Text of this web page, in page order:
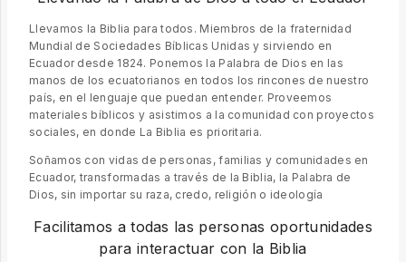
Llevamos la Biblia para todos. Miembros de la fraternidad
Mundial de Sociedades Bíblicas Unidas y sirviendo en
Ecuador desde 1824. Ponemos la Palabra de Dios en las
manos de los ecuatorianos en todos los rincones de nuestro
país, en el lenguaje que puedan entender. Proveemos
materiales bíblicos y asistimos a la comunidad con proyectos
sociales, en donde La Biblia es prioritaria.
Soñamos con vidas de personas, familias y comunidades en
Ecuador, transformadas a través de la Biblia, la Palabra de
Dios, sin importar su raza, credo, religión o ideología
Facilitamos a todas las personas oportunidades
para interactuar con la Biblia